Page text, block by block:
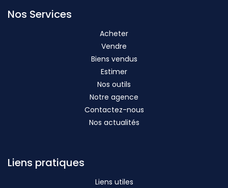
Nos Services
Acheter
Vendre
Biens vendus
Estimer
Nos outils
Notre agence
Contactez-nous
Nos actualités
Liens pratiques
Liens utiles